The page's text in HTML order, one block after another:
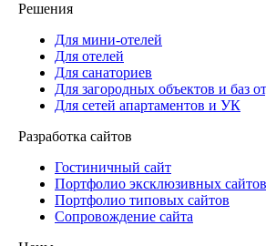
Решения
Для мини-отелей
Для отелей
Для санаториев
Для загородных объектов и баз
Для сетей апартаментов и УК
Разработка сайтов
Гостиничный сайт
Портфолио эксклюзивных сайтов
Портфолио типовых сайтов
Сопровождение сайта